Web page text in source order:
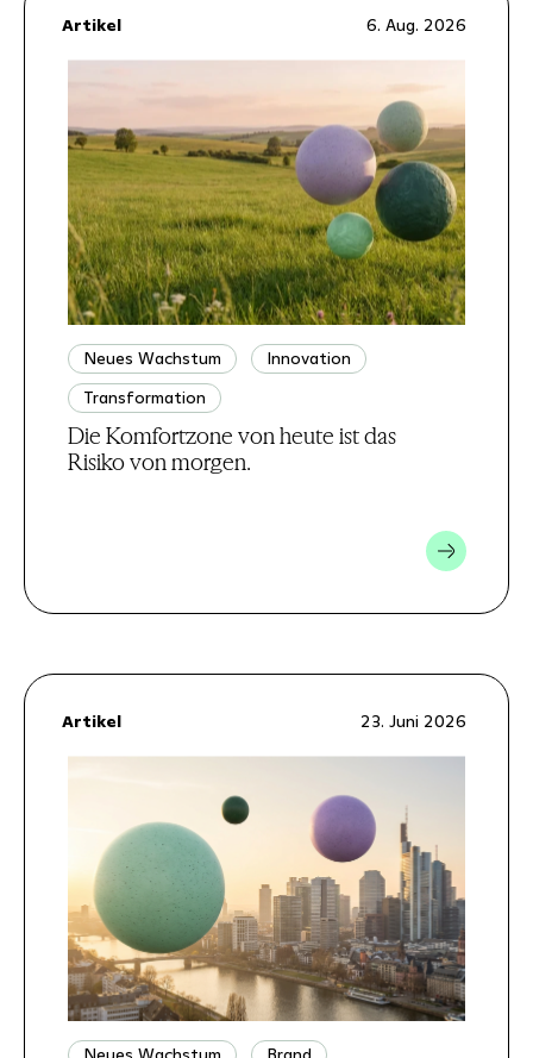
6. Aug. 2026
Artikel
Neues Wachstum
Innovation
Transformation
Die Komfortzone von heute ist das
Risiko von morgen.
23. Juni 2026
Artikel